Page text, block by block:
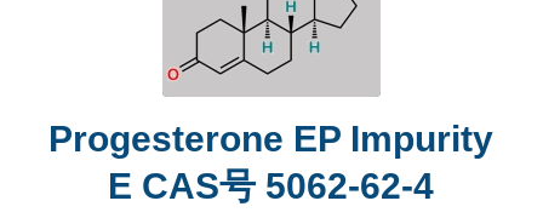
Progesterone EP Impurity
E CAS号 5062-62-4